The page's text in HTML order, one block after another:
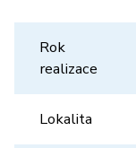
Rok
realizace
Lokalita